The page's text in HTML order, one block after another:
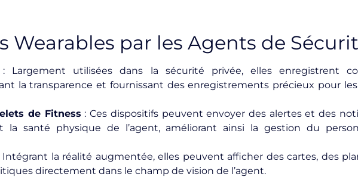
Wearables par les Agents de
: Largement utilisées dans la sécurité privée, elles enregistrent
la transparence et fournissant des enregistrements précieux pour
de Fitness : Ces dispositifs peuvent envoyer des alertes et des
la santé physique de l’agent, améliorant ainsi la gestion du
Intégrant la réalité augmentée, elles peuvent afficher des cartes, des
directement dans le champ de vision de l’agent.